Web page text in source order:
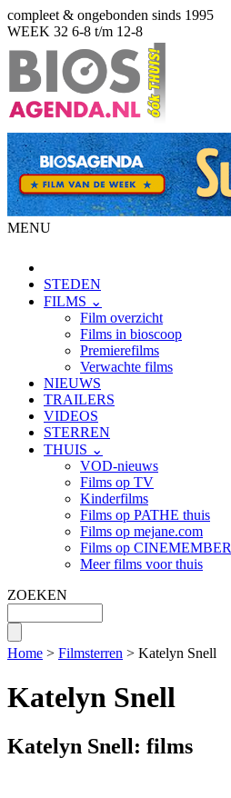
compleet & ongebonden sinds 1995
WEEK 32 6-8 t/m 12-8
MENU
STEDEN
FILMS ⌄
Film overzicht
Films in bioscoop
Premierefilms
Verwachte films
NIEUWS
TRAILERS
VIDEOS
STERREN
THUIS ⌄
VOD-nieuws
Films op TV
Kinderfilms
Films op PATHE thuis
Films op mejane.com
Films op CINEMEMBER
Meer films voor thuis
ZOEKEN
Home > Filmsterren > Katelyn Snell
Katelyn Snell
Katelyn Snell: films